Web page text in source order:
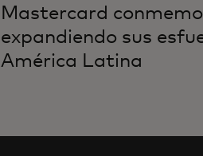
Mastercard
expandiendo sus
América Latina